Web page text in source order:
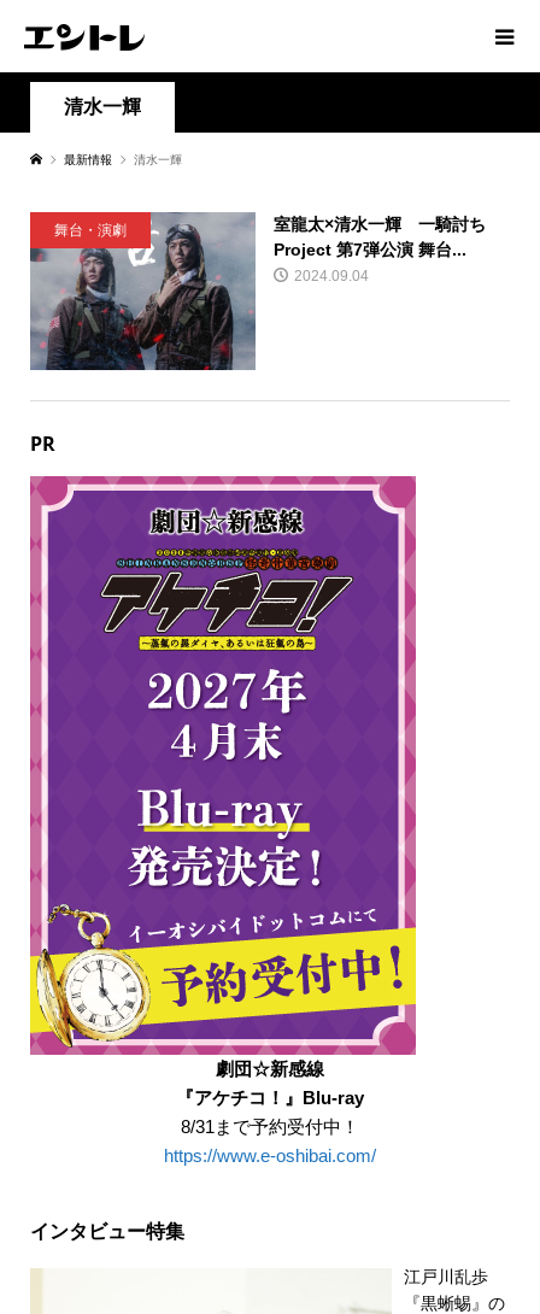
清水一輝
最新情報 清水一輝
舞台・演劇
室⿓太×清⽔⼀輝 ⼀騎討ち
Project 第7弾公演 舞台...
2024.09.04
PR
劇団☆新感線
『アケチコ！』Blu-ray
8/31まで予約受付中！
https://www.e-oshibai.com/
インタビュー特集
江戸川乱歩
『黒蜥蜴』の